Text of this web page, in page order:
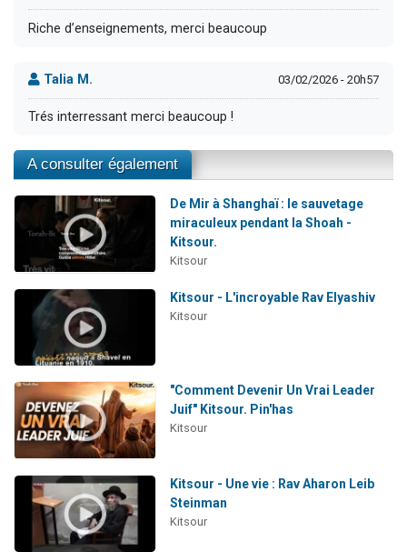
Riche d’enseignements, merci beaucoup
Talia M. 03/02/2026 - 20h57
Trés interressant merci beaucoup !
A consulter également
De Mir à Shanghaï : le sauvetage
miraculeux pendant la Shoah -
Kitsour.
Kitsour
Kitsour - L'incroyable Rav Elyashiv
Kitsour
"Comment Devenir Un Vrai Leader
Juif" Kitsour. Pin'has
Kitsour
Kitsour - Une vie : Rav Aharon Leib
Steinman
Kitsour